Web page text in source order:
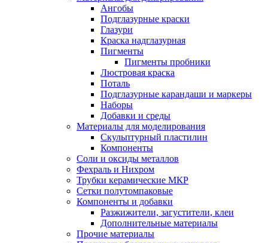
Ангобы
Подглазурные краски
Глазури
Краска надглазурная
Пигменты
Пигменты пробники
Люстровая краска
Поталь
Подглазурные карандаши и маркеры
Наборы
Добавки и среды
Материалы для моделирования
Скульптурный пластилин
Компоненты
Соли и оксиды металлов
Фехраль и Нихром
Трубки керамические МКР
Сетки полутомпаковые
Компоненты и добавки
Разжижители, загустители, клеи
Дополнительные материалы
Прочие материалы